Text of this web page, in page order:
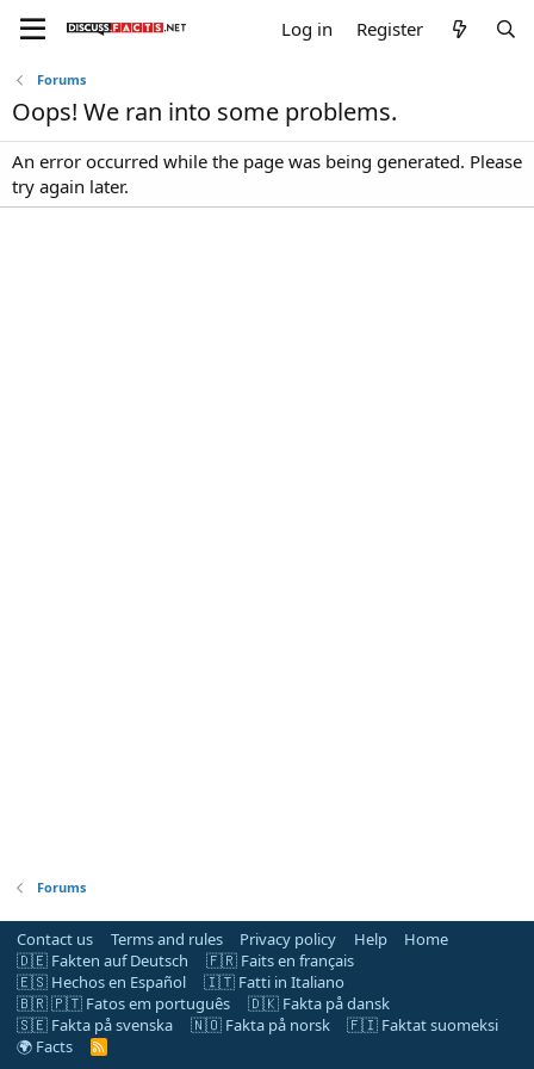
Log in Register
Forums
Oops! We ran into some problems.
An error occurred while the page was being generated. Please
try again later.
Forums
Contact us Terms and rules Privacy policy Help
Home
🇩🇪 Fakten auf Deutsch
🇫🇷 Faits en français
🇪🇸 Hechos en Español
🇮🇹 Fatti in Italiano
🇧🇷 🇵🇹 Fatos em português
🇩🇰 Fakta på dansk
🇸🇪 Fakta på svenska
🇳🇴 Fakta på norsk
🇫🇮 Faktat suomeksi
🌍 Facts
R